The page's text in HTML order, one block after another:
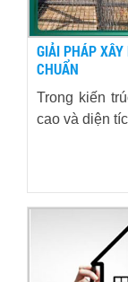
GIẢI PHÁP
CHUẨN
Trong kiến
cao và diện